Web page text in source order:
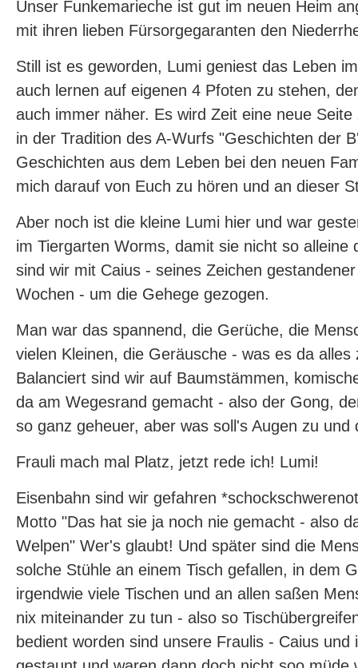
Unser Funkemarieche ist gut im neuen Heim
mit ihren lieben Fürsorgegaranten den
Still ist es geworden, Lumi geniest das Leben
auch lernen auf eigenen 4 Pfoten zu stehen,
auch immer näher. Es wird Zeit eine neue
in der Tradition des A-Wurfs "Geschichten der
Geschichten aus dem Leben bei den neuen
mich darauf von Euch zu hören und an dieser
Aber noch ist die kleine Lumi hier und war
im Tiergarten Worms, damit sie nicht so alleine
sind wir mit Caius - seines Zeichen
Wochen - um die Gehege gezogen.
Man war das spannend, die Gerüche, die
vielen Kleinen, die Geräusche - was es da alles
Balanciert sind wir auf Baumstämmen,
da am Wegesrand gemacht - also der Gong,
so ganz geheuer, aber was soll's Augen zu und
Frauli mach mal Platz, jetzt rede ich! Lumi!
Eisenbahn sind wir gefahren
Motto "Das hat sie ja noch nie gemacht - also
Welpen" Wer's glaubt! Und später sind die
solche Stühle an einem Tisch gefallen, in dem
irgendwie viele Tischen und an allen saßen
nix miteinander zu tun - also so
bedient worden sind unsere Fraulis - Caius und